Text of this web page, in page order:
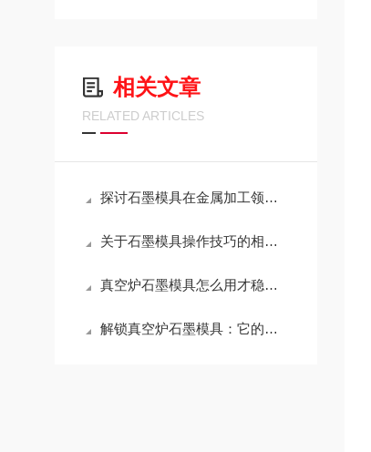
相关文章
RELATED ARTICLES
探讨石墨模具在金属加工领域的应用
关于石墨模具操作技巧的相关介绍
真空炉石墨模具怎么用才稳？这几点注意事项，越早知道越省心
解锁真空炉石墨模具：它的应用版图，远超你想象